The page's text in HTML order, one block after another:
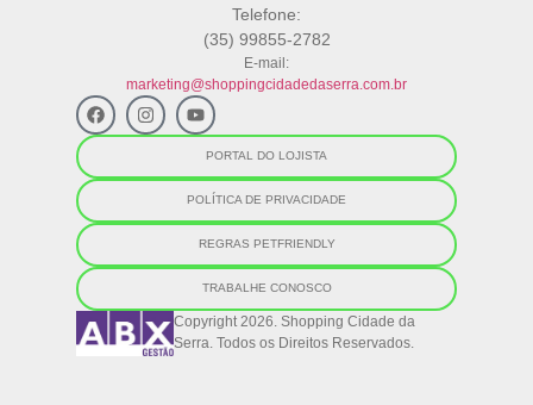
Telefone:
(35) 99855-2782
E-mail:
marketing@shoppingcidadedaserra.com.br
PORTAL DO LOJISTA
POLÍTICA DE PRIVACIDADE
REGRAS PETFRIENDLY
TRABALHE CONOSCO
Copyright 2026. Shopping Cidade da
Serra. Todos os Direitos Reservados.